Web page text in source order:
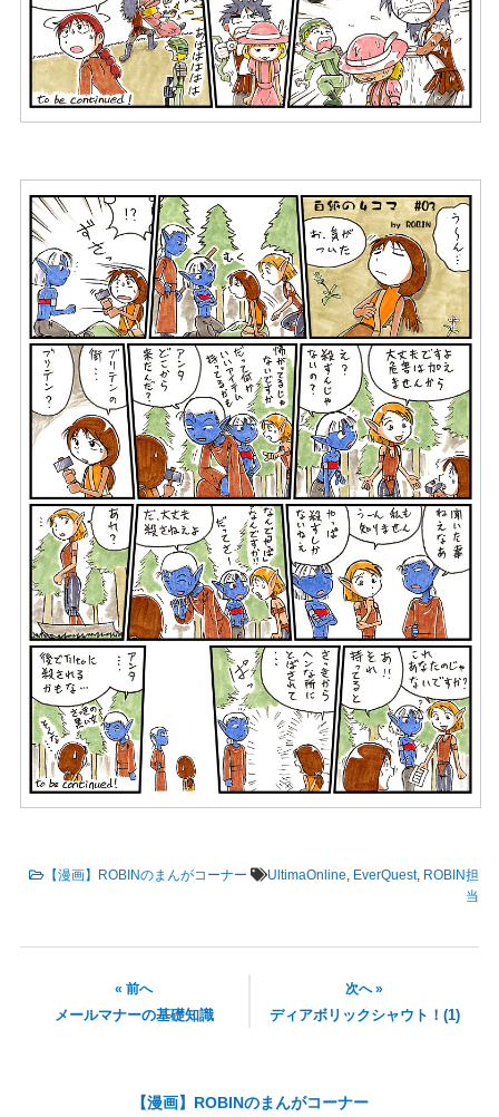
【漫画】ROBINのまんがコーナー UltimaOnline, EverQuest, ROBIN担
当
« 前へ
メールマナーの基礎知識
次へ »
ディアボリックシャウト！(1)
【漫画】ROBINのまんがコーナー